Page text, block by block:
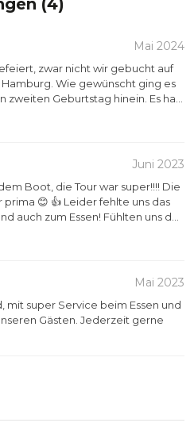
festliche Anlässe.
(4)
Mai 2024
zwar nicht wir gebucht auf
Wie gewünscht ging es
zweiten Geburtstag hinein. Es hat
perfekt! Danke für dieses
Juni 2023
Boot, die Tour war super!!!! Die
😊 👍 Leider fehlte uns das
auch zum Essen! Fühlten uns da
dadurch deutlich entspannter
Mai 2023
super Service beim Essen und
Gästen. Jederzeit gerne